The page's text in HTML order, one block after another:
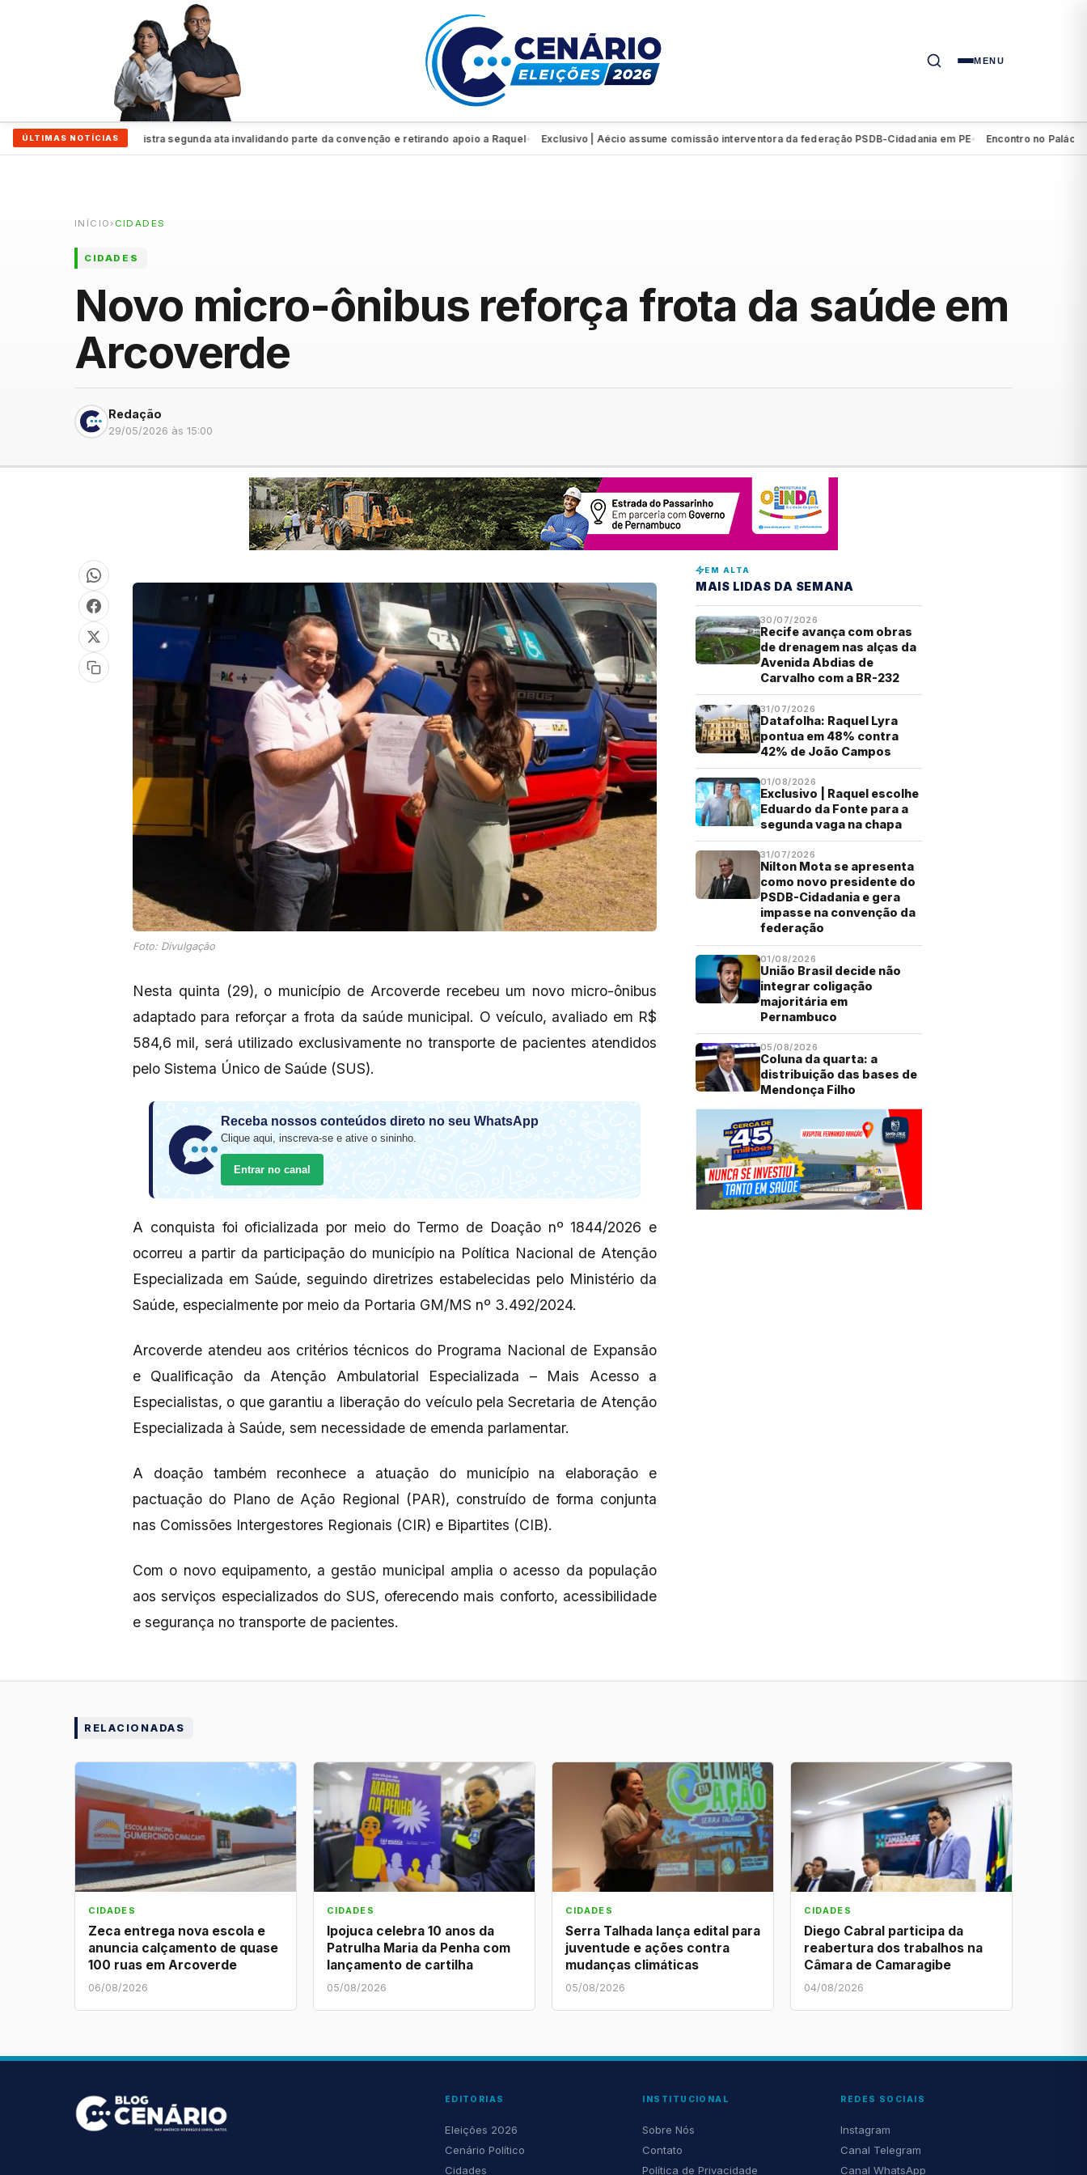
MENU
ÚLTIMAS NOTÍCIAS
PSDB-Cidadania registra segunda ata invalidando parte da convenção e retirando apoio a Raquel● Exclusivo | Aécio assume comissão interventora da federação PSDB-Cidadania em PE ● Encontro no Palácio do
INÍCIO › CIDADES
CIDADES
Novo micro-ônibus reforça frota da saúde em
Arcoverde
Redação
29/05/2026 às 15:00
Foto: Divulgação
Nesta quinta (29), o município de Arcoverde recebeu um novo micro-ônibus
adaptado para reforçar a frota da saúde municipal. O veículo, avaliado em R$
584,6 mil, será utilizado exclusivamente no transporte de pacientes atendidos
pelo Sistema Único de Saúde (SUS).
Receba nossos conteúdos direto no seu WhatsApp
Clique aqui, inscreva-se e ative o sininho.
Entrar no canal
A conquista foi oficializada por meio do Termo de Doação nº 1844/2026 e
ocorreu a partir da participação do município na Política Nacional de Atenção
Especializada em Saúde, seguindo diretrizes estabelecidas pelo Ministério da
Saúde, especialmente por meio da Portaria GM/MS nº 3.492/2024.
Arcoverde atendeu aos critérios técnicos do Programa Nacional de Expansão
e Qualificação da Atenção Ambulatorial Especializada – Mais Acesso a
Especialistas, o que garantiu a liberação do veículo pela Secretaria de Atenção
Especializada à Saúde, sem necessidade de emenda parlamentar.
A doação também reconhece a atuação do município na elaboração e
pactuação do Plano de Ação Regional (PAR), construído de forma conjunta
nas Comissões Intergestores Regionais (CIR) e Bipartites (CIB).
Com o novo equipamento, a gestão municipal amplia o acesso da população
aos serviços especializados do SUS, oferecendo mais conforto, acessibilidade
e segurança no transporte de pacientes.
EM ALTA
MAIS LIDAS DA SEMANA
30/07/2026
Recife avança com obras
de drenagem nas alças da
Avenida Abdias de
Carvalho com a BR-232
31/07/2026
Datafolha: Raquel Lyra
pontua em 48% contra
42% de João Campos
01/08/2026
Exclusivo | Raquel escolhe
Eduardo da Fonte para a
segunda vaga na chapa
31/07/2026
Nilton Mota se apresenta
como novo presidente do
PSDB-Cidadania e gera
impasse na convenção da
federação
01/08/2026
União Brasil decide não
integrar coligação
majoritária em
Pernambuco
05/08/2026
Coluna da quarta: a
distribuição das bases de
Mendonça Filho
RELACIONADAS
CIDADES
Zeca entrega nova escola e
anuncia calçamento de quase
100 ruas em Arcoverde
06/08/2026
CIDADES
Ipojuca celebra 10 anos da
Patrulha Maria da Penha com
lançamento de cartilha
05/08/2026
CIDADES
Serra Talhada lança edital para
juventude e ações contra
mudanças climáticas
05/08/2026
CIDADES
Diego Cabral participa da
reabertura dos trabalhos na
Câmara de Camaragibe
04/08/2026
EDITORIAS
Eleições 2026
Cenário Político
Cidades
INSTITUCIONAL
Sobre Nós
Contato
Política de Privacidade
REDES SOCIAIS
Instagram
Canal Telegram
Canal WhatsApp